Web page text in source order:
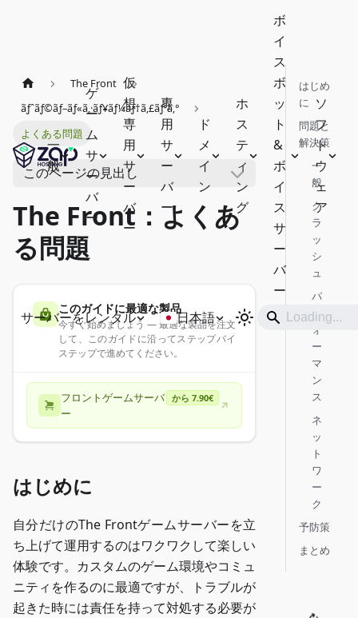
一
般
ゲ
ー
ム
サ
ー
バ
ー
仮
想
専
用
サ
ー
バ
ー
専
用
サ
ー
バ
ー
ド
メ
イ
ン
ホ
ス
テ
ィ
ン
グ
ボ
イ
ス
ボ
ッ
ト
&
ボ
イ
ス
サ
ー
バ
ー
ソ
フ
ト
ウ
ェ
ア
サーバーをレンタル 日本語
The Front
ãƒˆãƒ©ãƒ–ãƒ«ã‚·ãƒ¥ãƒ¼ãƒ†ã‚£ãƒ³ã‚°
よくある問題
このページの見出し
The Front：よくあ
る問題
このガイドに最適な製品
今すぐ始めましょう — 最適な製品を注文
して、このガイドに沿ってステップバイ
ステップで進めてください。
フロントゲームサーバ
ー
から 7.90€
はじめに
自分だけのThe Frontゲームサーバーを立
ち上げて運用するのはワクワクして楽しい
体験です。カスタムのゲーム環境やコミュ
ニティを作るのに最適ですが、トラブルが
起きた時には責任を持って対処する必要が
はじめ
に
問題と
解決策
一
般
ク
ラ
ッ
シ
ュ
パ
フ
ォ
ー
マ
ン
ス
ネ
ッ
ト
ワ
ー
ク
予防策
まとめ